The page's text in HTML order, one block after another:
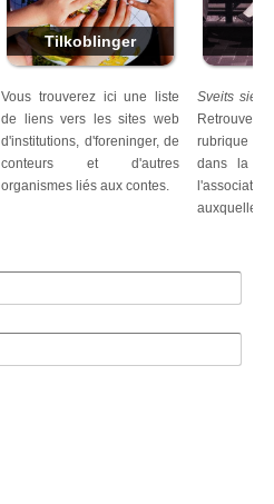
Tilkoblinger
Vous trouverez ici une liste
de liens vers les sites web
d'institutions, d'foreninger, de
conteurs et d'autres
organismes liés aux contes.
Sveits sier
rubrique
dans la
auxquelles